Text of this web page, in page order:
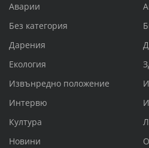
Аварии
Без категория
Дарения
Екология
Извънредно положение
Интервю
Култура
Новини